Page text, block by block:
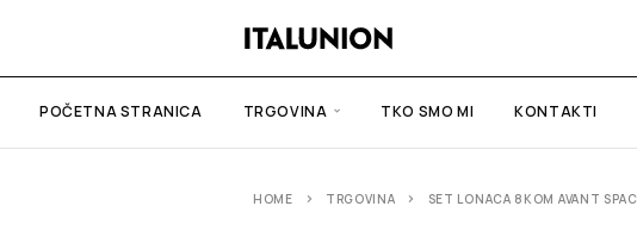
POČETNA STRANICA TRGOVINA TKO SMO MI KONTAKTI
HOME TRGOVINA SET LONACA 8KOM AVANT